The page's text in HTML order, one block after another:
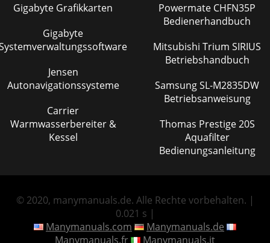
Gigabyte Grafikkarten
Gigabyte
Jensen
Autonavigationssysteme
Carrier
Warmwasserbereiter &
Kessel
Powermate CHFN35P
Bedienerhandbuch
Mitsubishi Trium SIRIUS
Betriebshandbuch
Samsung SL-M2835DW
Betriebsanweisung
Thomas Prestige 20S
Aquafilter
Bedienungsanleitung
© 2020, manymanuals.de. Alle Rechte vorbehalten. |
0.021 s |
Manymanuals.com
Manymanuals.de
Manymanuals.fr
Manymanuals.it